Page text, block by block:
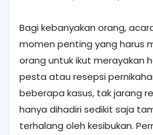
Bagi kebanyakan orang,
momen penting yang harus
orang untuk ikut merayakan
pesta atau resepsi
beberapa kasus, tak jarang
hanya dihadiri sedikit saja
terhalang oleh kesibukan.